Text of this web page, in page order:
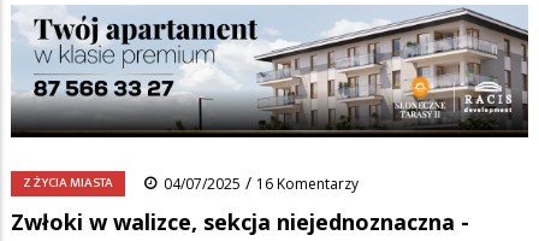
Ścieżka
nawigacyjna
Strona główna/Wiadomości/Z życia miasta/
Zwłoki w walizce, sekcja niejednoznaczna - nowe informacje w
sprawie ciała kobiety
FacebookPinterestTumblr
0 Reddit Share
Z ŻYCIA MIASTA 04/07/2025 / 16 Komentarzy
Zwłoki w walizce, sekcja niejednoznaczna -